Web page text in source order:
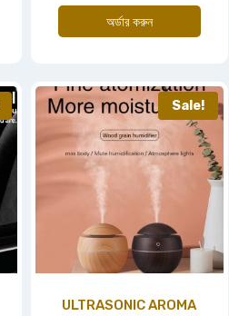
অর্ডার করুন
Sale!
ULTRASONIC AROMA